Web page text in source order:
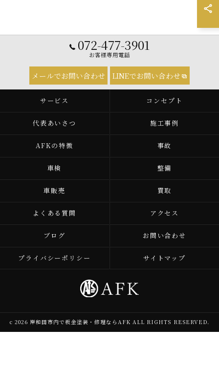
072-477-3901
お客様専用電話
メールでお問い合わせ LINEでお問い合わせ
サービス コンセプト
代表あいさつ 施工事例
AFKの特徴 事故
車検 整備
車販売 買取
よくある質問 アクセス
ブログ お問い合わせ
プライバシーポリシー サイトマップ
c 2026 岸和田市内で板金塗装・修理ならAFK ALL RIGHTS RESERVED.